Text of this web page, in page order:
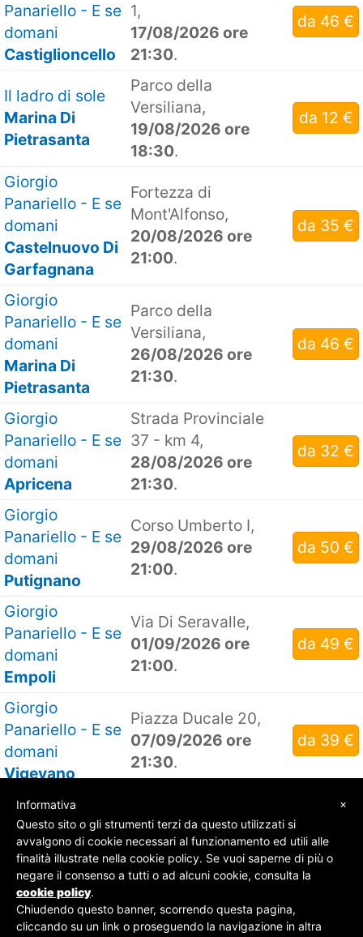
Panariello - E se
domani
Castiglioncello
1,
17/08/2026 ore
21:30.
da 46 €
Il ladro di sole
Marina Di
Pietrasanta
Parco della
Versiliana,
19/08/2026 ore
18:30.
da 12 €
Giorgio
Panariello - E se
domani
Castelnuovo Di
Garfagnana
Fortezza di
Mont'Alfonso,
20/08/2026 ore
21:00.
da 35 €
Giorgio
Panariello - E se
domani
Marina Di
Pietrasanta
Parco della
Versiliana,
26/08/2026 ore
21:30.
da 46 €
Giorgio
Panariello - E se
domani
Apricena
Strada Provinciale
37 - km 4,
28/08/2026 ore
21:30.
da 32 €
Giorgio
Panariello - E se
domani
Putignano
Corso Umberto I,
29/08/2026 ore
21:00.
da 50 €
Giorgio
Panariello - E se
domani
Empoli
Via Di Seravalle,
01/09/2026 ore
21:00.
da 49 €
Giorgio
Panariello - E se
domani
Vigevano
Piazza Ducale 20,
07/09/2026 ore
21:30.
da 39 €
© SOS Biglietti - P.Iva 09162100961 -Chi Siamo
Contatti-Privacy Policy
×
Informativa
Questo sito o gli strumenti terzi da questo utilizzati si
avvalgono di cookie necessari al funzionamento ed utili alle
finalità illustrate nella cookie policy. Se vuoi saperne di più o
negare il consenso a tutti o ad alcuni cookie, consulta la
cookie policy.
Chiudendo questo banner, scorrendo questa pagina,
cliccando su un link o proseguendo la navigazione in altra